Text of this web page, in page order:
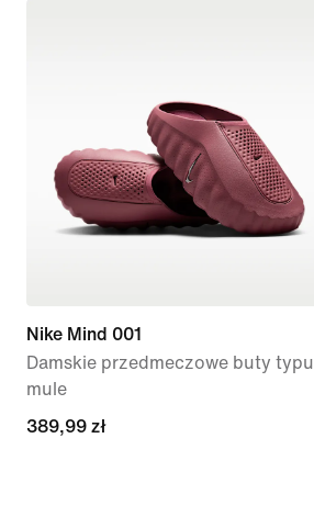
Nike Mind 001
Damskie przedmeczowe buty typu
mule
389,99 zł
389,99 zł